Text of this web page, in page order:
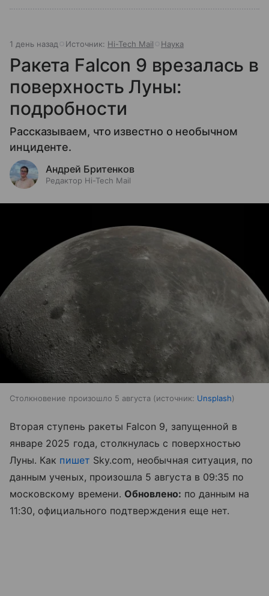
1 день назад Источник: Hi-Tech Mail Наука
Ракета Falcon 9 врезалась в
поверхность Луны:
подробности
Рассказываем, что известно о необычном
инциденте.
Андрей Бритенков
Редактор Hi-Tech Mail
Столкновение произошло 5 августа источник: Unsplash
Вторая ступень ракеты Falcon 9, запущенной в
январе 2025 года, столкнулась с поверхностью
Луны. Как пишет Sky.com, необычная ситуация, по
данным ученых, произошла 5 августа в 09:35 по
московскому времени. Обновлено: по данным на
11:30, официального подтверждения еще нет.